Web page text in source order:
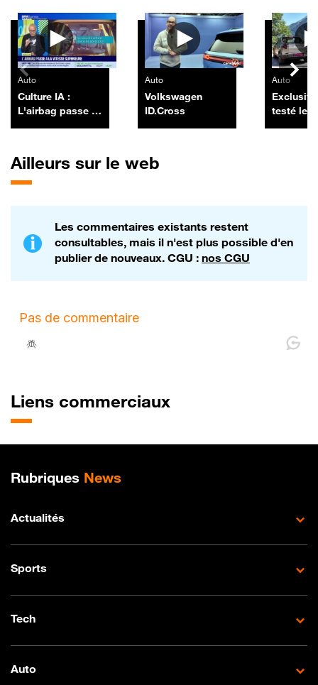
Autres vidéos
Auto
Culture IA :
L'airbag passe à
03/07
Auto
Volkswagen
ID.Cross
Auto
Exclusif :
testé les
Ailleurs sur le web
Les commentaires existants restent
consultables, mais il n'est plus possible d'en
publier de nouveaux. CGU : nos CGU
Liens commerciaux
Plan de site
Rubriques News
Actualités
Sports
Tech
Auto